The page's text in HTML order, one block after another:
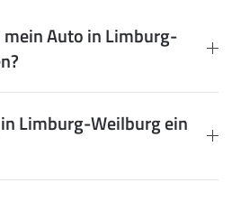
mein Auto in Limburg-
Limburg-Weilburg ein